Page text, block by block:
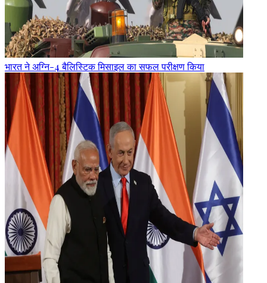
भारत ने अग्नि-4 बैलिस्टिक मिसाइल का सफल परीक्षण किया